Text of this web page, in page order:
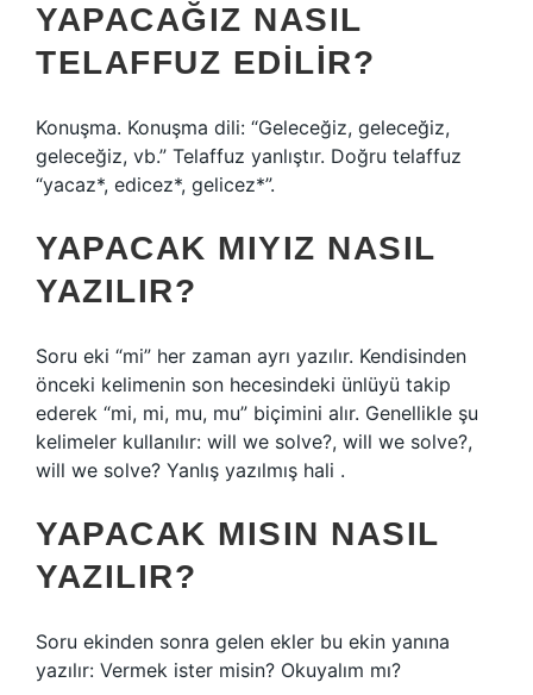
YAPACAĞIZ NASIL
TELAFFUZ EDILIR?
Konuşma. Konuşma dili: “Geleceğiz, geleceğiz,
geleceğiz, vb.” Telaffuz yanlıştır. Doğru telaffuz
“yacaz*, edicez*, gelicez*”.
YAPACAK MIYIZ NASIL
YAZILIR?
Soru eki “mi” her zaman ayrı yazılır. Kendisinden
önceki kelimenin son hecesindeki ünlüyü takip
ederek “mi, mi, mu, mu” biçimini alır. Genellikle şu
kelimeler kullanılır: will we solve?, will we solve?,
will we solve? Yanlış yazılmış hali .
YAPACAK MISIN NASIL
YAZILIR?
Soru ekinden sonra gelen ekler bu ekin yanına
yazılır: Vermek ister misin? Okuyalım mı?